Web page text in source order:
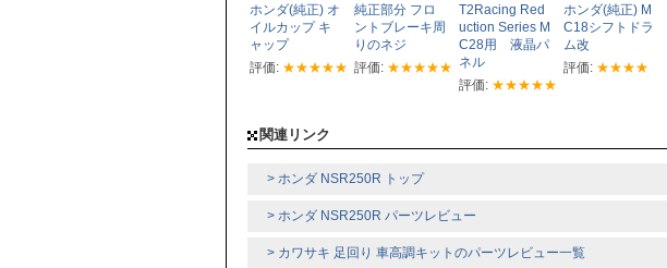
ホンダ(純正) オ
イルカップ キ
ャップ
評価: ★★★★★
純正部分 フロ
ントブレーキ周
りのネジ
評価: ★★★★★
T2Racing Red
uction Series M
C28用 液晶パ
ネル
評価: ★★★★★
ホンダ(純正) M
C18シフトドラ
ム改
評価: ★★★★
関連リンク
> ホンダ NSR250R トップ
> ホンダ NSR250R パーツレビュー
> カワサキ 足回り 車高調キットのパーツレビュー一覧